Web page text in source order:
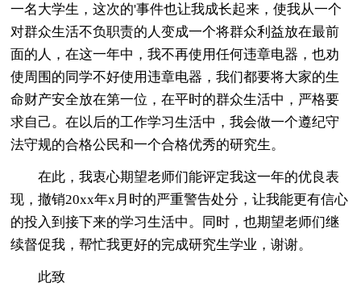
一名大学生，这次的'事件也让我成长起来，使我从一个
对群众生活不负职责的人变成一个将群众利益放在最前
面的人，在这一年中，我不再使用任何违章电器，也劝
使周围的同学不好使用违章电器，我们都要将大家的生
命财产安全放在第一位，在平时的群众生活中，严格要
求自己。在以后的工作学习生活中，我会做一个遵纪守
法守规的合格公民和一个合格优秀的研究生。
在此，我衷心期望老师们能评定我这一年的优良表
现，撤销20xx年x月时的严重警告处分，让我能更有信心
的投入到接下来的学习生活中。同时，也期望老师们继
续督促我，帮忙我更好的完成研究生学业，谢谢。
此致